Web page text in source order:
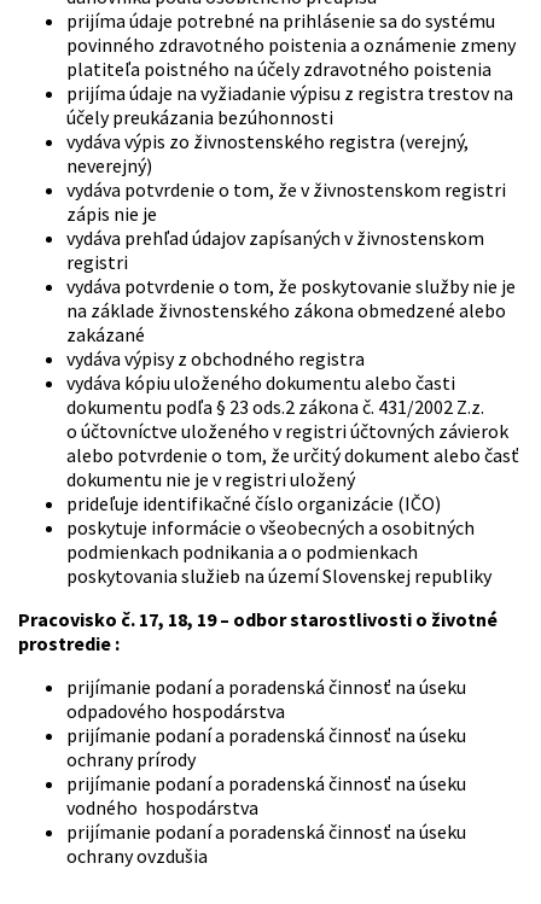
prijíma údaje potrebné na prihlásenie sa do systému
povinného zdravotného poistenia a oznámenie zmeny
platiteľa poistného na účely zdravotného poistenia
prijíma údaje na vyžiadanie výpisu z registra trestov na
účely preukázania bezúhonnosti
vydáva výpis zo živnostenského registra (verejný,
neverejný)
vydáva potvrdenie o tom, že v živnostenskom registri
zápis nie je
vydáva prehľad údajov zapísaných v živnostenskom
registri
vydáva potvrdenie o tom, že poskytovanie služby nie je
na základe živnostenského zákona obmedzené alebo
zakázané
vydáva výpisy z obchodného registra
vydáva kópiu uloženého dokumentu alebo časti
dokumentu podľa § 23 ods.2 zákona č. 431/2002 Z.z.
o účtovníctve uloženého v registri účtovných závierok
alebo potvrdenie o tom, že určitý dokument alebo časť
dokumentu nie je v registri uložený
prideľuje identifikačné číslo organizácie (IČO)
poskytuje informácie o všeobecných a osobitných
podmienkach podnikania a o podmienkach
poskytovania služieb na území Slovenskej republiky
Pracovisko č. 17, 18, 19 – odbor starostlivosti o životné
prostredie :
prijímanie podaní a poradenská činnosť na úseku
odpadového hospodárstva
prijímanie podaní a poradenská činnosť na úseku
ochrany prírody
prijímanie podaní a poradenská činnosť na úseku
vodného hospodárstva
prijímanie podaní a poradenská činnosť na úseku
ochrany ovzdušia